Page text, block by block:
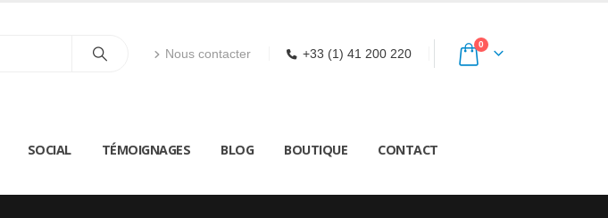
Nous contacter +33 (1) 41 200 220
0
SOCIAL TÉMOIGNAGES BLOG BOUTIQUE CONTACT